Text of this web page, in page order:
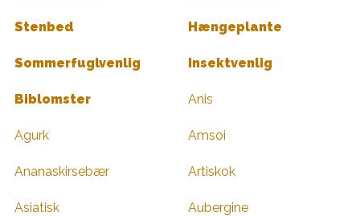
Stenbed Hængeplante
Sommerfuglvenlig Insektvenlig
Biblomster Anis
Agurk Amsoi
Ananaskirsebær Artiskok
Asiatisk Aubergine